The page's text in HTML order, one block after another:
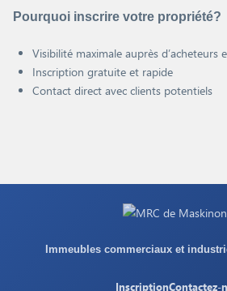
Pourquoi inscrire votre propriété?
Visibilité maximale auprès d’acheteurs
Inscription gratuite et rapide
Contact direct avec clients potentiels
Immeubles commerciaux et
InscriptionContactez-